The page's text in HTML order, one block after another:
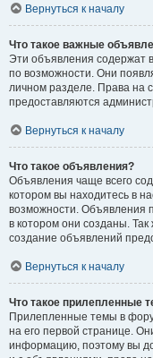
Вернуться к началу
Что такое важные
Эти объявления содержат
по возможности. Они
личном разделе. Права на
предоставляются
Вернуться к началу
Что такое объявления?
Объявления чаще всего
котором вы находитесь в
возможности. Объявления
в котором они созданы.
создание объявлений
Вернуться к началу
Что такое прилепленные
Прилепленные темы в
на его первой странице.
информацию, поэтому вы